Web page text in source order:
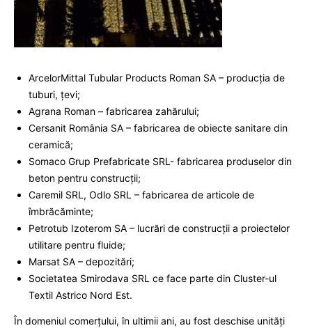
ArcelorMittal Tubular Products Roman SA – producţia de
tuburi, ţevi;
Agrana Roman – fabricarea zahărului;
Cersanit România SA – fabricarea de obiecte sanitare din
ceramică;
Somaco Grup Prefabricate SRL- fabricarea produselor din
beton pentru construcții;
Caremil SRL, Odlo SRL – fabricarea de articole de
îmbrăcăminte;
Petrotub Izoterom SA – lucrări de construcţii a proiectelor
utilitare pentru fluide;
Marsat SA – depozitări;
Societatea Smirodava SRL ce face parte din Cluster-ul
Textil Astrico Nord Est.
În domeniul comerțului, în ultimii ani, au fost deschise unităţi